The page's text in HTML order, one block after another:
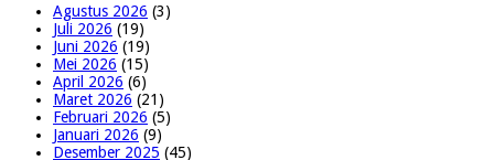
Agustus 2026 (3)
Juli 2026 (19)
Juni 2026 (19)
Mei 2026 (15)
April 2026 (6)
Maret 2026 (21)
Februari 2026 (5)
Januari 2026 (9)
Desember 2025 (45)